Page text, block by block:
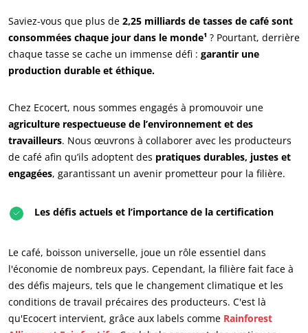
Saviez-vous que plus de 2,25 milliards de tasses de café sont
consommées chaque jour dans le monde¹ ? Pourtant, derrière
chaque tasse se cache un immense défi : garantir une
production durable et éthique.
Chez Ecocert, nous sommes engagés à promouvoir une
agriculture respectueuse de l’environnement et des
travailleurs. Nous œuvrons à collaborer avec les producteurs
de café afin qu’ils adoptent des pratiques durables, justes et
engagées, garantissant un avenir prometteur pour la filière.
Les défis actuels et l’importance de la certification
Le café, boisson universelle, joue un rôle essentiel dans
l'économie de nombreux pays. Cependant, la filière fait face à
des défis majeurs, tels que le changement climatique et les
conditions de travail précaires des producteurs. C'est là
qu'Ecocert intervient, grâce aux labels comme Rainforest